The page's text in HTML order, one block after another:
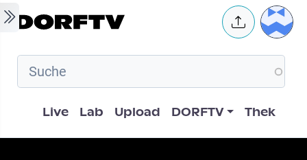
Skip to main content User
Hauptnavigation
Live Lab Upload DORFTV Thek